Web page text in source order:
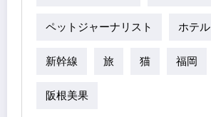
ペットジャーナリスト ホテル
新幹線 旅 猫 福岡
阪根美果